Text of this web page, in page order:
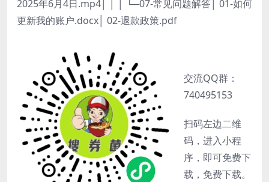
2025年6月4日.mp4│ │ │ └─07-常见问题解答│ 01-如何
更新我的账户.docx│ 02-退款政策.pdf
交流QQ群：
740495153
扫码左边二维
码，进入小程
序，即可免费下
载，免费下载。